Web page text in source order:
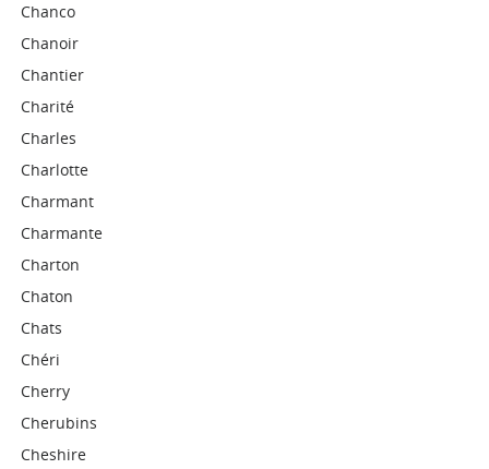
Chanco
Chanoir
Chantier
Charité
Charles
Charlotte
Charmant
Charmante
Charton
Chaton
Chats
Chéri
Cherry
Cherubins
Cheshire